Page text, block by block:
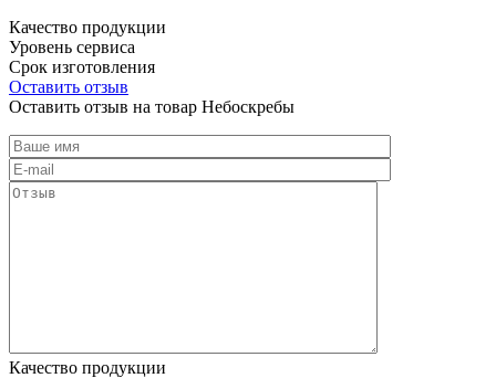
Качество продукции
Уровень сервиса
Срок изготовления
Оставить отзыв
Оставить отзыв на товар Небоскребы
Качество продукции